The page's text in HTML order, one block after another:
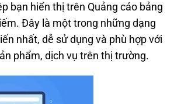
bạn hiển thị trên Quảng cáo bảng
Đây là một trong những dạng
nhất, dễ sử dụng và phù hợp với
phẩm, dịch vụ trên thị trường.